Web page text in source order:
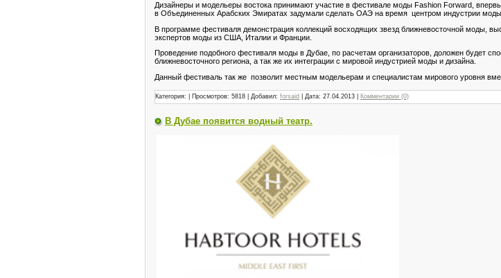
Дизайнеры и модельеры востока принимают участие в фестивале моды Fashion Forward,
в Объединенных Арабских Эмиратах задумали сделать ОАЭ на время центром индустрии моды
В программе фестиваля демонстрация коллекций восходящих звезд ближневосточной моды,
экспертов моды из США, Италии и Франции.
Проведение подобного фестиваля моды в Дубае, по расчетам организаторов, доложен будет
ближневосточного региона, а так же их интеграции с мировой индустрией моды и дизайна.
Данный фестиваль так же позволит местным модельерам и специалистам мирового уровня
Категория: | Просмотров: 5818 | Добавил: forsaid | Дата: 27.04.2013 Комментарии (0)
В Дубае появится водный театр.